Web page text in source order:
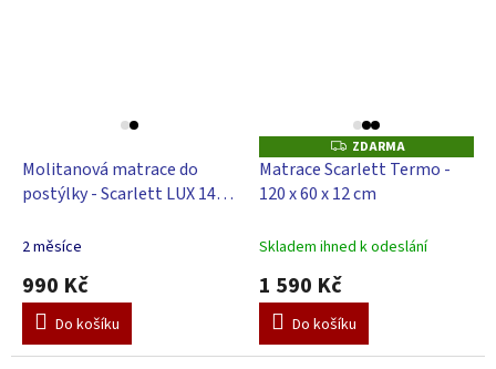
Molitanová matrace do
postýlky - Scarlett LUX 140 x
2 měsíce
990 Kč
Do košíku
Z
D
A
R
ZDARMA
Matrace Scarlett Termo -
120 x 60 x 12 cm
Skladem ihned k odeslání
1 590 Kč
Do košíku